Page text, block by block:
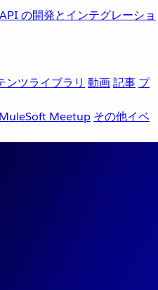
の開発とインテグレーショ
ンツライブラリ 動画記事 プ
MuleSoft Meetup その他イベ